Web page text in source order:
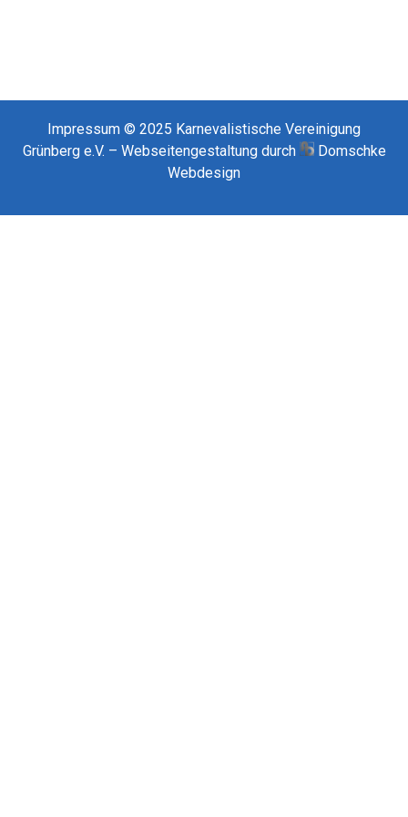
Impressum © 2025 Karnevalistische Vereinigung
Grünberg e.V. – Webseitengestaltung durch
Domschke
Webdesign